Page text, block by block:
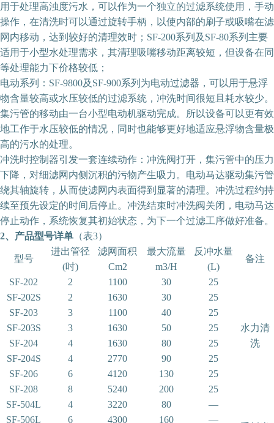
用于处理高浊度污水，可以作为一个独立的过滤系统使用，手动
操作，在清洗时可以通过旋转手柄，以使内部的刷子或吸嘴在滤
网内移动，达到较好的清理效时；SF-200系列及SF-80系列主要
适用于小型水处理需求，其清理吸嘴移动距离较短，但设备在同
等处理能力下价格较低；
电动系列：SF-9800及SF-900系列为电动过滤器，可以用于悬浮
物含量较高或水压较低的过滤系统，冲洗时间很短且耗水较少。
集污管的移动由一台小型电动机驱动完成。所以设备可以更有效
地工作于水压较低的情况，同时也能够更好地适应悬浮物含量极
高的污水的处理。
冲洗时控制器引发一套连续动作：冲洗阀打开，集污管中的压力
下降，对细滤网内侧沉积的污物产生吸力。电动马达驱动集污管
绕其轴旋转，从而使滤网内表面得到显著的清理。冲洗过程约持
续至预先设定的时间后停止。冲洗结束时冲洗阀关闭，电动马达
停止动作，系统恢复其初始状态，为下一个过滤工序做好准备。
2、产品型号详单 （表3）
型号
进出管径
(吋)
滤网面积
Cm2
最大流量
m3/H
反冲水量
(L)
备注
SF-202 2 1100 30 25
水力清
洗
SF-202S 2 1630 30
25
SF-203
3 1100 40
25
SF-203S
3 1630 50
25
SF-204
4 1630 80
25
SF-204S
4 2770 90
25
SF-206
6 4120 130
25
SF-208
8 5240 200
25
SF-504L
4 3220 80 —
SF-506L 6 4300 160 —